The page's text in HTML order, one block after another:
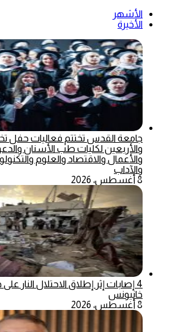
الأشهر
الأخيرة
جامعة القدس تختتم فعاليات حفل
والأربعين لكليات طب الأسنان
والأعمال والاقتصاد والعلوم
والآداب
8 أغسطس، 2026
4 إصابات إثر إطلاق الاحتلال النار
خانيونس
8 أغسطس، 2026